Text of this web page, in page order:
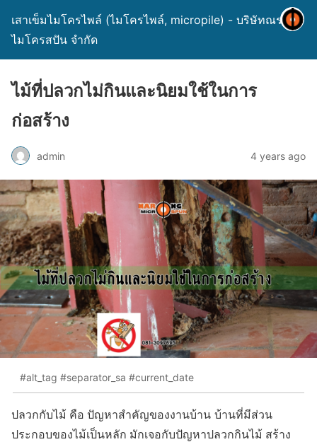
เสาเข็มไมโครไพล์ (ไมโครไพล์, micropile) - บริษัทณรงค์
ไมโครสปัน จำกัด
ไม้ที่ปลวกไม่กินและนิยมใช้ในการ
ก่อสร้าง
admin 4 years ago
#alt_tag #separator_sa #current_date
ปลวกกับไม้ คือ ปัญหาสำคัญของงานบ้าน บ้านที่มีส่วน
ประกอบของไม้เป็นหลัก มักเจอกับปัญหาปลวกกินไม้ สร้าง